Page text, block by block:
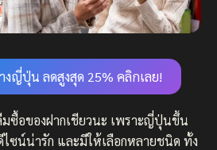
ญี่ปุ่น ลดสูงสุด 25% คลิกเลย!
ซื้อของฝากเชียวนะ เพราะญี่ปุ่นขึ้น
ซน์น่ารัก และมีให้เลือกหลายชนิด ทั้ง